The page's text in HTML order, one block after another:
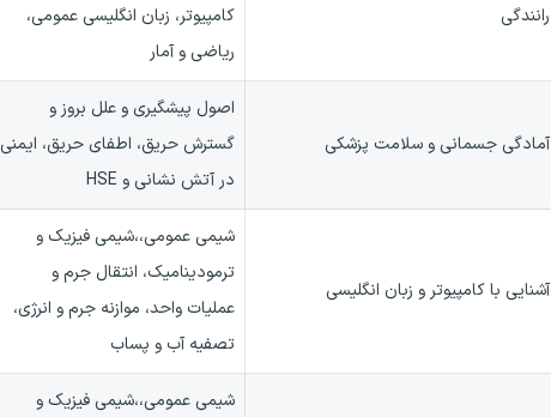
رانندگی
کامپیوتر، زبان انگلیسی عمومی،
ریاضی و آمار
آمادگی جسمانی و سلامت پزشکی
اصول پیشگیری و علل بروز و
گسترش حریق، اطفای حریق، ایمنی
در آتش نشانی و HSE
آشنایی با کامپیوتر و زبان انگلیسی
شیمی عمومی،،شیمی فیزیک و
ترمودینامیک، انتقال جرم و
عملیات واحد، موازنه جرم و انرژی،
تصفیه آب و پساب
شیمی عمومی،،شیمی فیزیک و